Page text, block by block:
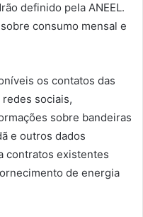
definido pela ANEEL.
consumo mensal e
os contatos das
sociais,
sobre bandeiras
e outros dados
contratos existentes
de energia